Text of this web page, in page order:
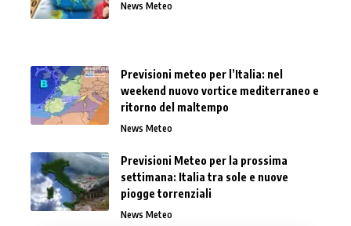
News Meteo
Previsioni meteo per l’Italia: nel
weekend nuovo vortice mediterraneo e
ritorno del maltempo
News Meteo
Previsioni Meteo per la prossima
settimana: Italia tra sole e nuove
piogge torrenziali
News Meteo